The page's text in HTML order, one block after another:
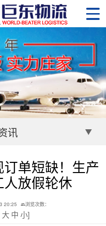
讯
单短缺！生产
放假轮休
20:25
浏览次数：
大 中 小]